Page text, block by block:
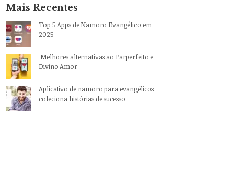
Mais Recentes
Top 5 Apps de Namoro Evangélico em
2025
Melhores alternativas ao Parperfeito e
Divino Amor
Aplicativo de namoro para evangélicos
coleciona histórias de sucesso